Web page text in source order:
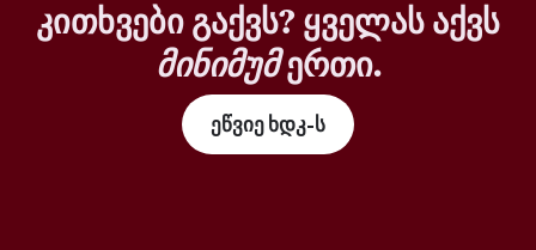
კითხვები გაქვს? ყველას აქვს
მინიმუმერთი.
ეწვიე ხდკ-ს